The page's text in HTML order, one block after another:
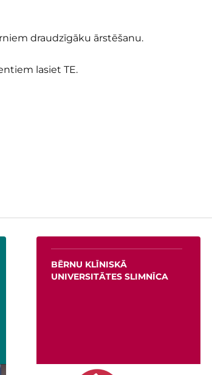
draudzīgāku ārstēšanu.
lasiet TE.
BĒRNU KLĪNISKĀ
UNIVERSITĀTES SLIMNĪCA